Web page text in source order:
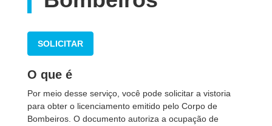
SOLICITAR
O que é
Por meio desse serviço, você pode solicitar a vistoria
para obter o licenciamento emitido pelo Corpo de
Bombeiros. O documento autoriza a ocupação de